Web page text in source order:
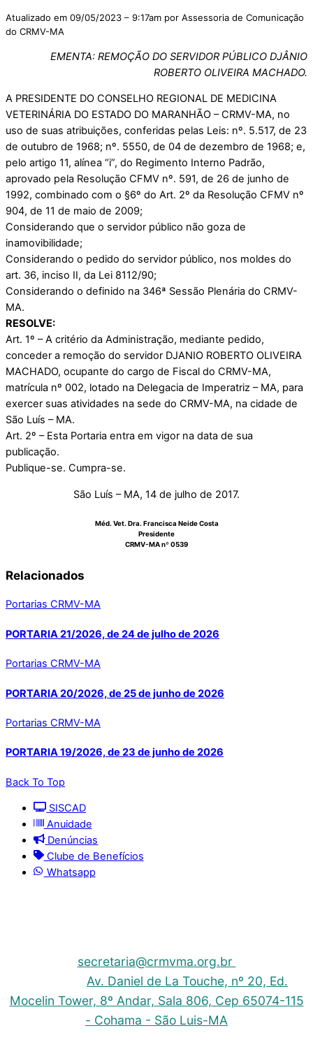
Atualizado em 09/05/2023 – 9:17am por Assessoria de Comunicação
do CRMV-MA
EMENTA: REMOÇÃO DO SERVIDOR PÚBLICO DJÂNIO
ROBERTO OLIVEIRA MACHADO.
A PRESIDENTE DO CONSELHO REGIONAL DE MEDICINA
VETERINÁRIA DO ESTADO DO MARANHÃO – CRMV-MA, no
uso de suas atribuições, conferidas pelas Leis: nº. 5.517, de 23
de outubro de 1968; nº. 5550, de 04 de dezembro de 1968; e,
pelo artigo 11, alínea “i”, do Regimento Interno Padrão,
aprovado pela Resolução CFMV nº. 591, de 26 de junho de
1992, combinado com o §6º do Art. 2º da Resolução CFMV nº
904, de 11 de maio de 2009;
Considerando que o servidor público não goza de
inamovibilidade;
Considerando o pedido do servidor público, nos moldes do
art. 36, inciso II, da Lei 8112/90;
Considerando o definido na 346ª Sessão Plenária do CRMV-
MA.
RESOLVE:
Art. 1º – A critério da Administração, mediante pedido,
conceder a remoção do servidor DJANIO ROBERTO OLIVEIRA
MACHADO, ocupante do cargo de Fiscal do CRMV-MA,
matrícula nº 002, lotado na Delegacia de Imperatriz – MA, para
exercer suas atividades na sede do CRMV-MA, na cidade de
São Luís – MA.
Art. 2º – Esta Portaria entra em vigor na data de sua
publicação.
Publique-se. Cumpra-se.
São Luís – MA, 14 de julho de 2017.
Méd. Vet. Dra. Francisca Neide Costa
Presidente
CRMV-MA nº 0539
Relacionados
Portarias CRMV-MA
PORTARIA 21/2026, de 24 de julho de 2026
Portarias CRMV-MA
PORTARIA 20/2026, de 25 de junho de 2026
Portarias CRMV-MA
PORTARIA 19/2026, de 23 de junho de 2026
Back To Top
SISCAD
Anuidade
Denúncias
Clube de Benefícios
Whatsapp
secretaria@crmvma.org.br
Av. Daniel de La Touche, nº 20, Ed.
Mocelin Tower, 8º Andar, Sala 806, Cep 65074-115
- Cohama - São Luis-MA